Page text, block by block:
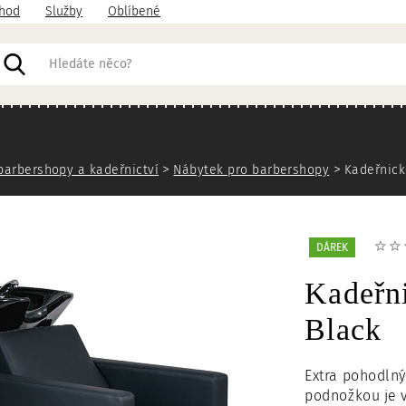
Služby Oblíbené
a kadeřnictví Nábytek pro barbershopy
Black
DÁREK
Extra
podnožkou je